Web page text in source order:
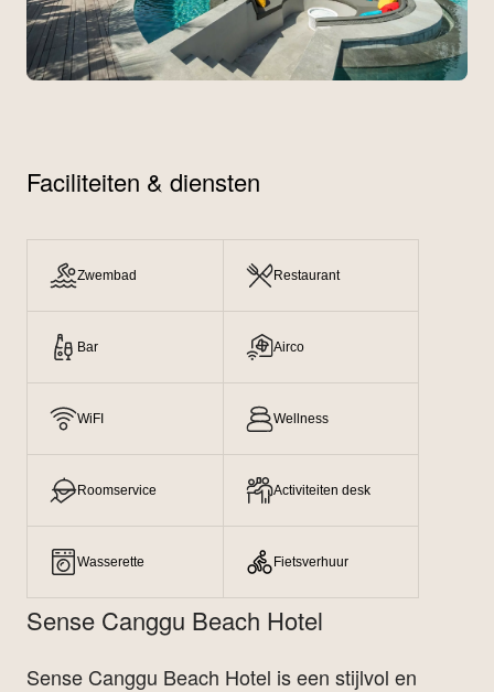
Sense Canggu Beach Hotel
Sense Canggu Beach Hotel is een stijlvol en
Faciliteiten & diensten
Zwembad Restaurant
Bar Airco
WiFI Wellness
Roomservice Activiteiten desk
Wasserette Fietsverhuur